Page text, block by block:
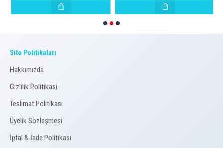
Site Politikaları
Hakkımızda
Gizlilik Politikası
Teslimat Politikası
Üyelik Sözleşmesi
İptal & İade Politikası